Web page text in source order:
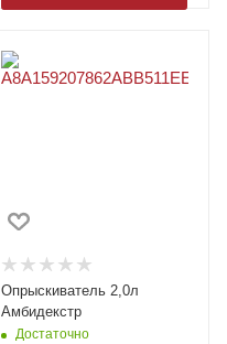
Опрыскиватель 2,0л
Амбидекстр
Достаточно